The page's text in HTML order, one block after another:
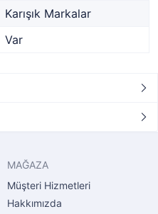
Karışık Markalar
Var
MAĞAZA
Müşteri Hizmetleri
Hakkımızda